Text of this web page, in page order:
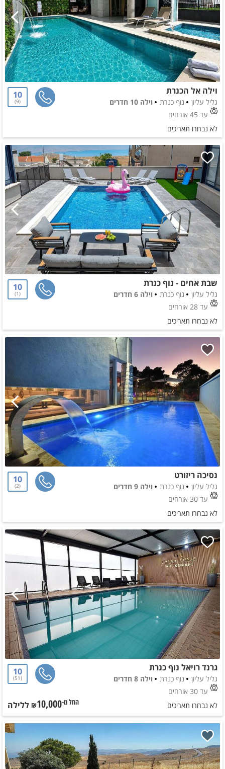
וילה אל הכנרת
גליל עליון נוף כנרת
וילה 10 חדרים
עד 45 אורחים
10
9
לא נבחרו תאריכים
שבת אחים - נוף כנרת
גליל עליון נוף כנרת
וילה 6 חדרים
עד 28 אורחים
10
1
לא נבחרו תאריכים
נסיכה ריזורט
גליל עליון נוף כנרת
וילה 9 חדרים
עד 30 אורחים
10
2
לא נבחרו תאריכים
גרנד רויאל נוף כנרת
גליל עליון נוף כנרת
וילה 8 חדרים
עד 30 אורחים
10
51
לא נבחרו תאריכים החל מ-₪10,000 ללילה